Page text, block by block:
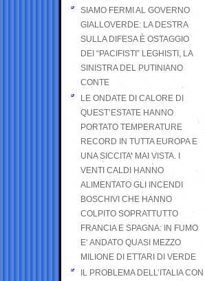
SIAMO FERMI AL GOVERNO
GIALLOVERDE: LA DESTRA
SULLA DIFESA È OSTAGGIO
DEI “PACIFISTI” LEGHISTI, LA
SINISTRA DEL PUTINIANO
CONTE
LE ONDATE DI CALORE DI
QUEST’ESTATE HANNO
PORTATO TEMPERATURE
RECORD IN TUTTA EUROPA E
UNA SICCITA’ MAI VISTA. I
VENTI CALDI HANNO
ALIMENTATO GLI INCENDI
BOSCHIVI CHE HANNO
COLPITO SOPRATTUTTO
FRANCIA E SPAGNA: IN FUMO
E’ ANDATO QUASI MEZZO
MILIONE DI ETTARI DI VERDE
IL PROBLEMA DELL’ITALIA CON